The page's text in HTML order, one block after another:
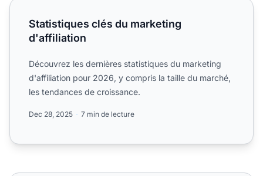
Statistiques clés du marketing d'affiliation
Statistiques clés du marketing
d'affiliation
Découvrez les dernières statistiques du marketing
d'affiliation pour 2026, y compris la taille du marché,
les tendances de croissance.
Dec 28, 2025 7 min de lecture